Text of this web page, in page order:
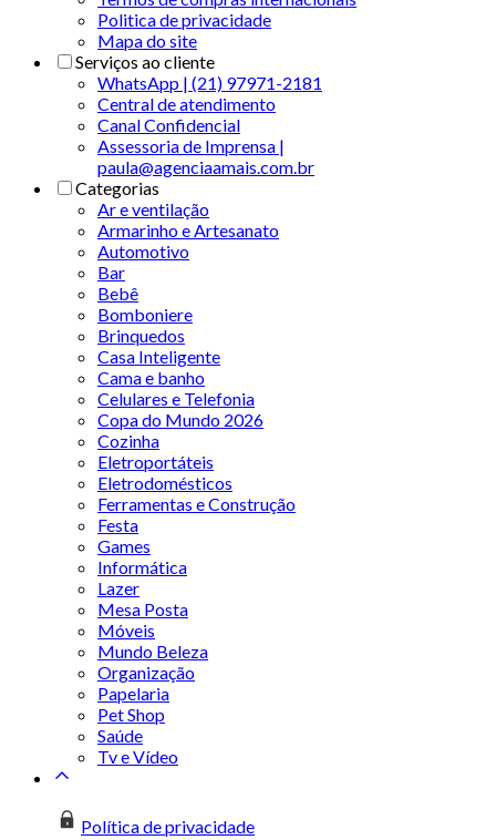
Politica de privacidade
Mapa do site
Serviços ao cliente
WhatsApp | (21) 97971-2181
Central de atendimento
Canal Confidencial
Assessoria de Imprensa |
paula@agenciaamais.com.br
Categorias
Ar e ventilação
Armarinho e Artesanato
Automotivo
Bar
Bebê
Bomboniere
Brinquedos
Casa Inteligente
Cama e banho
Celulares e Telefonia
Copa do Mundo 2026
Cozinha
Eletroportáteis
Eletrodomésticos
Ferramentas e Construção
Festa
Games
Informática
Lazer
Mesa Posta
Móveis
Mundo Beleza
Organização
Papelaria
Pet Shop
Saúde
Tv e Vídeo
Política de privacidade